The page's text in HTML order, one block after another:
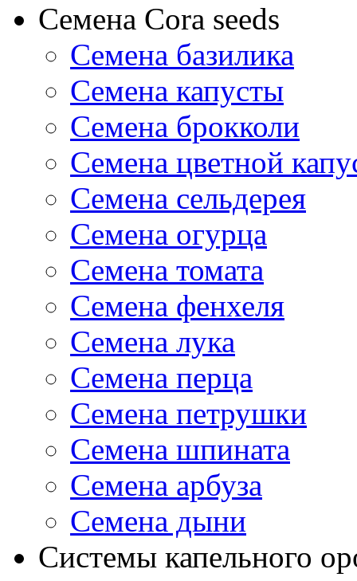
Семена Cora seeds
Семена базилика
Семена капусты
Семена брокколи
Семена цветной
Семена сельдерея
Семена огурца
Семена томата
Семена фенхеля
Семена лука
Семена перца
Семена петрушки
Семена шпината
Семена арбуза
Семена дыни
Системы капельного